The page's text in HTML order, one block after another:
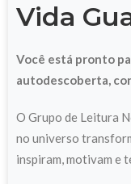
Vida
Você está pronto
autodescoberta,
O Grupo de Leitura
no universo
inspiram, motivam e